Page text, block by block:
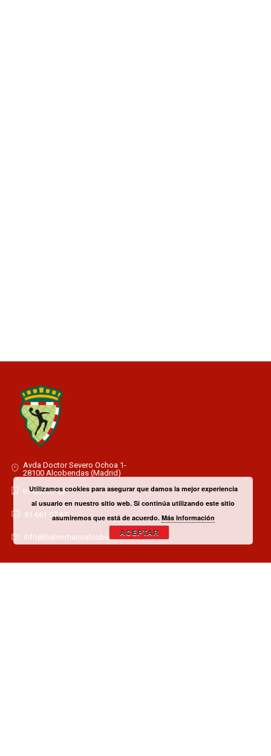
Avda Doctor Severo Ochoa 1-
28100 Alcobendas (Madrid)
91 661 07 67
91 661 07 67
info@balonmanoalcobendas.es
Utilizamos cookies para asegurar que damos la mejor experiencia
al usuario en nuestro sitio web. Si continúa utilizando este sitio
asumiremos que está de acuerdo. Más Información
ACEPTAR